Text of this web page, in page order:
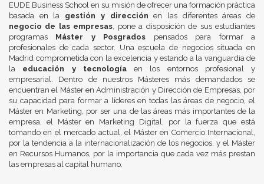
EUDE Business School en su misión de ofrecer una formación práctica
basada en la gestión y dirección en las diferentes áreas de
negocio de las empresas, pone a disposición de sus estudiantes
programas Máster y Posgrados pensados para formar a
profesionales de cada sector. Una escuela de negocios situada en
Madrid comprometida con la excelencia y estando a la vanguardia de
la educación y tecnologíaen los entornos profesional y
empresarial. Dentro de nuestros Másteres más demandados se
encuentran el Máster en Administración y Dirección de Empresas, por
su capacidad para formar a líderes en todas las áreas de negocio, el
Máster en Marketing, por ser una de las áreas más importantes de la
empresa, el Máster en Marketing Digital, por la fuerza que está
tomando en el mercado actual, el Máster en Comercio Internacional,
por la tendencia a la internacionalización de los negocios, y el Máster
en Recursos Humanos, por la importancia que cada vez más prestan
las empresas al capital humano.